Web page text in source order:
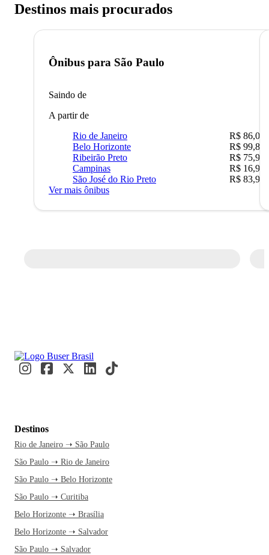
Destinos mais procurados
Ônibus para São Paulo
Saindo de
A partir de
Rio de Janeiro
R$ 86,00
Belo Horizonte
R$ 99,89
Ribeirão Preto
R$ 75,90
Campinas
R$ 16,90
São José do Rio Preto
R$ 83,90
Ver mais ônibus
Destinos
Rio de Janeiro ➝ São Paulo
São Paulo ➝ Rio de Janeiro
São Paulo ➝ Belo Horizonte
São Paulo ➝ Curitiba
Belo Horizonte ➝ Brasília
Belo Horizonte ➝ Salvador
São Paulo ➝ Salvador